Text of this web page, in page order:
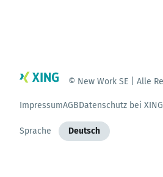
© New Work SE | Alle
ImpressumAGBDatenschutz bei XING
Sprache Deutsch